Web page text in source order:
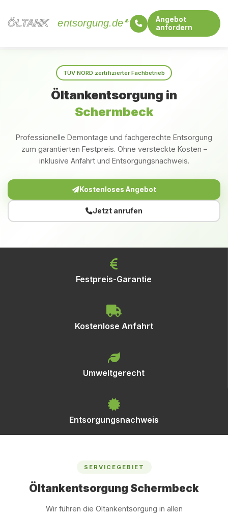
ÖLTANK
ÖLTANK entsorgung.de
Angebot
anfordern
TÜV NORD zertifizierter Fachbetrieb
Öltankentsorgung in
Schermbeck
Professionelle Demontage und fachgerechte Entsorgung
zum garantierten Festpreis. Ohne versteckte Kosten –
inklusive Anfahrt und Entsorgungsnachweis.
Kostenloses Angebot
Jetzt anrufen
Festpreis-Garantie
Kostenlose Anfahrt
Umweltgerecht
Entsorgungsnachweis
SERVICEGEBIET
Öltankentsorgung Schermbeck
Wir führen die Öltankentsorgung in allen